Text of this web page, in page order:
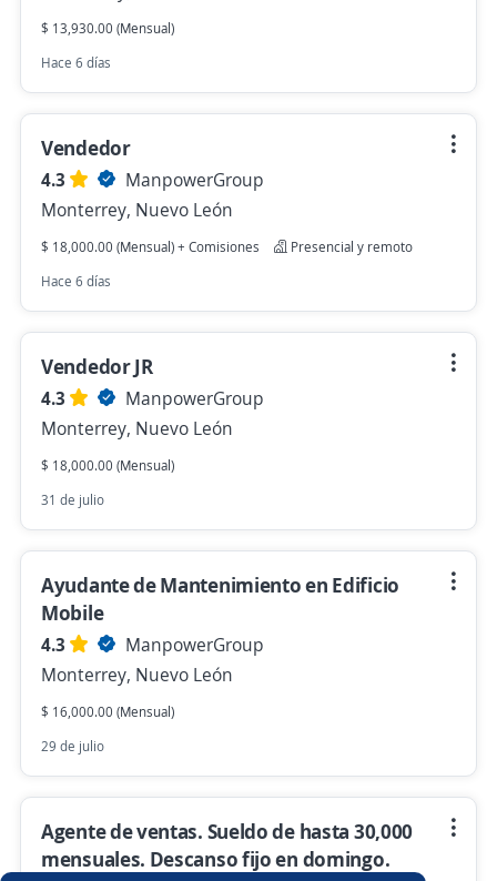
$ 13,930.00 (Mensual)
Hace 6 días
Vendedor
4.3
ManpowerGroup
Monterrey, Nuevo León
$ 18,000.00 (Mensual) + Comisiones
Presencial y remoto
Hace 6 días
Vendedor JR
4.3
ManpowerGroup
Monterrey, Nuevo León
$ 18,000.00 (Mensual)
31 de julio
Ayudante de Mantenimiento en Edificio
Mobile
4.3
ManpowerGroup
Monterrey, Nuevo León
$ 16,000.00 (Mensual)
29 de julio
Agente de ventas. Sueldo de hasta 30,000
mensuales. Descanso fijo en domingo.